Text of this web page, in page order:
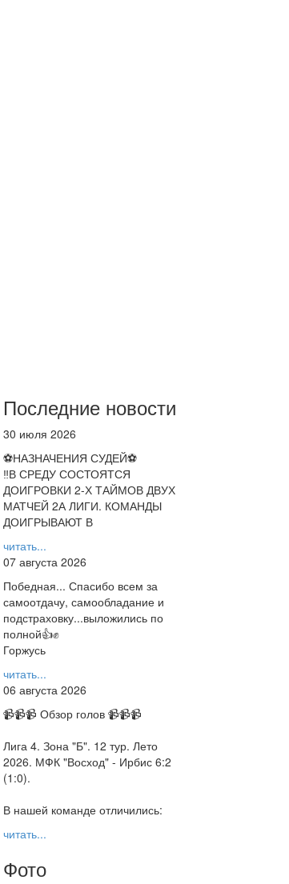
Последние новости
30 июля 2026
⚽НАЗНАЧЕНИЯ СУДЕЙ⚽
‼В СРЕДУ СОСТОЯТСЯ
ДОИГРОВКИ 2-Х ТАЙМОВ ДВУХ
МАТЧЕЙ 2А ЛИГИ. КОМАНДЫ
ДОИГРЫВАЮТ В
читать...
07 августа 2026
Победная... Спасибо всем за
самоотдачу, самообладание и
подстраховку...выложились по
полной👍✊
Горжусь
читать...
06 августа 2026
📹📹📹 Обзор голов 📹📹📹
Лига 4. Зона "Б". 12 тур. Лето
2026. МФК "Восход" - Ирбис 6:2
(1:0).
В нашей команде отличились:
читать...
Фото